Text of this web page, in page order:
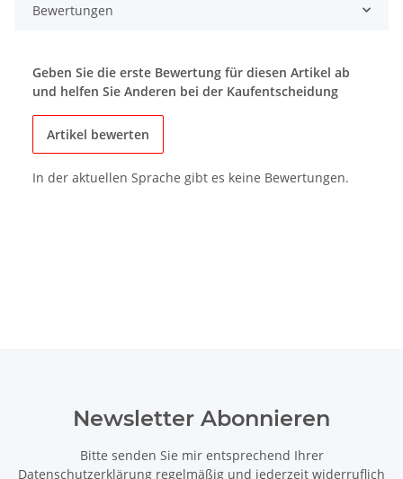
Bewertungen
Geben Sie die erste Bewertung für diesen Artikel ab
und helfen Sie Anderen bei der Kaufentscheidung
Artikel bewerten
In der aktuellen Sprache gibt es keine Bewertungen.
Newsletter Abonnieren
Bitte senden Sie mir entsprechend Ihrer
Datenschutzerklärung regelmäßig und jederzeit widerruflich